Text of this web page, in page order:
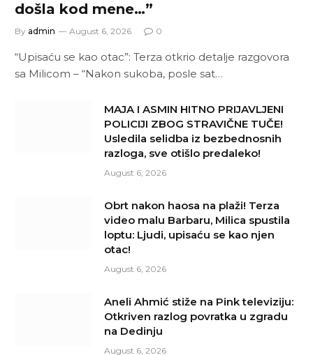
došla kod mene…”
By admin August 6, 2026 0
“Upisaću se kao otac”: Terza otkrio detalje razgovora
sa Milicom – “Nakon sukoba, posle sat…
MAJA I ASMIN HITNO PRIJAVLJENI
POLICIJI ZBOG STRAVIČNE TUČE!
Usledila selidba iz bezbednosnih
razloga, sve otišlo predaleko!
August 6, 2026
Obrt nakon haosa na plaži! Terza
video malu Barbaru, Milica spustila
loptu: Ljudi, upisaću se kao njen
otac!
August 6, 2026
Aneli Ahmić stiže na Pink televiziju:
Otkriven razlog povratka u zgradu
na Dedinju
August 6, 2026